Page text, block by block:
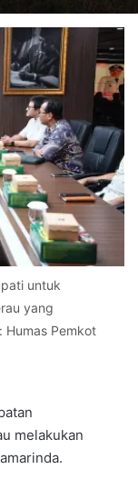
untuk
yang
Humas Pemkot
melakukan